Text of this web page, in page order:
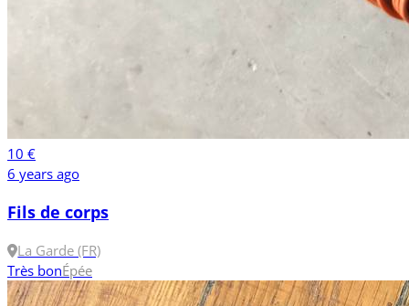
10 €
6 years ago
Fils de corps
La Garde (FR)
Très bonÉpée